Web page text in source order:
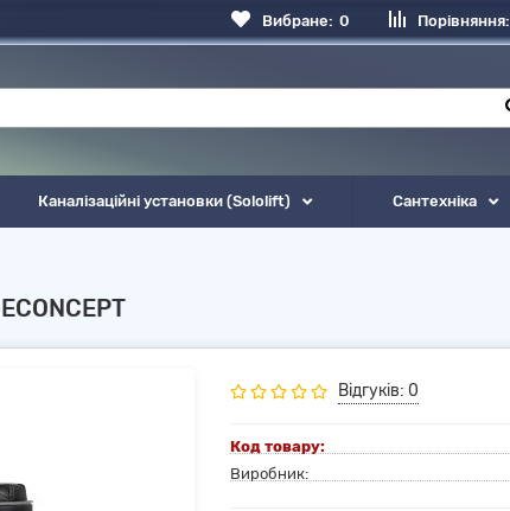
Порівняння:
Вибране: 0
Каналізаційні установки (Sololift) Сантехніка
Відгуків: 0
Код товару:
Виробник: